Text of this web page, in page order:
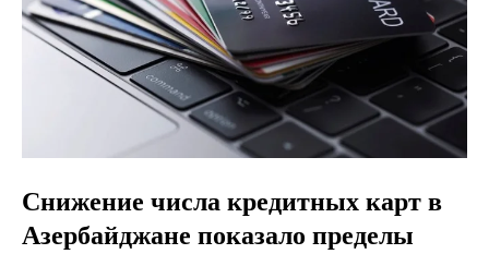
Снижение числа кредитных карт в
Азербайджане показало пределы